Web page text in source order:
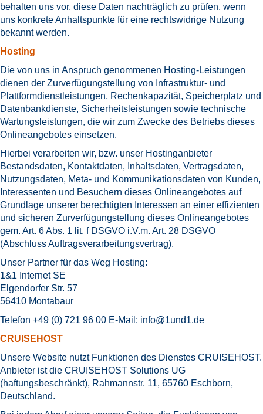
behalten uns vor, diese Daten nachträglich zu prüfen, wenn
uns konkrete Anhaltspunkte für eine rechtswidrige Nutzung
bekannt werden.
Hosting
Die von uns in Anspruch genommenen Hosting-Leistungen
dienen der Zurverfügungstellung von Infrastruktur- und
Plattformdienstleistungen, Rechenkapazität, Speicherplatz und
Datenbankdienste, Sicherheitsleistungen sowie technische
Wartungsleistungen, die wir zum Zwecke des Betriebs dieses
Onlineangebotes einsetzen.
Hierbei verarbeiten wir, bzw. unser Hostinganbieter
Bestandsdaten, Kontaktdaten, Inhaltsdaten, Vertragsdaten,
Nutzungsdaten, Meta- und Kommunikationsdaten von Kunden,
Interessenten und Besuchern dieses Onlineangebotes auf
Grundlage unserer berechtigten Interessen an einer effizienten
und sicheren Zurverfügungstellung dieses Onlineangebotes
gem. Art. 6 Abs. 1 lit. f DSGVO i.V.m. Art. 28 DSGVO
(Abschluss Auftragsverarbeitungsvertrag).
Unser Partner für das Weg Hosting:
1&1 Internet SE
Elgendorfer Str. 57
56410 Montabaur
Telefon +49 (0) 721 96 00 E-Mail: info@1und1.de
CRUISEHOST
Unsere Website nutzt Funktionen des Dienstes CRUISEHOST.
Anbieter ist die CRUISEHOST Solutions UG
(haftungsbeschränkt), Rahmannstr. 11, 65760 Eschborn,
Deutschland.